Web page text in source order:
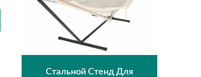
Стальной Стенд Для